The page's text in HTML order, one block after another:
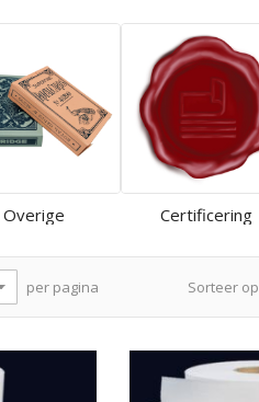
Overige
Certificering
Sorteer op
per pagina